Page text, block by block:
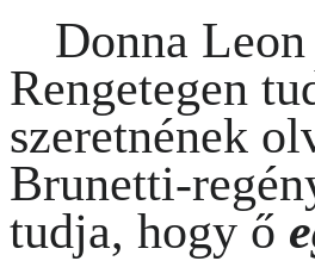
Donna
Rengetegen
szeretnének
Brunetti-
tudja, hogy ő